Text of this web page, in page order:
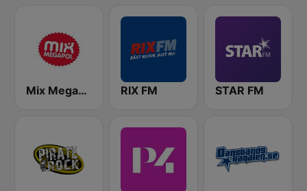
Mix Megapol RIX FM STAR FM